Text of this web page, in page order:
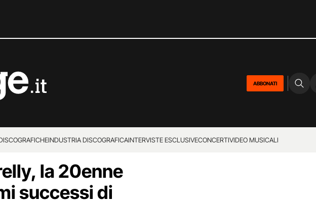
ABBONATI
INDUSTRIA DISCOGRAFICAINTERVISTE ESCLUSIVECONCERTIVIDEO MUSICALI
la 20enne
successi di